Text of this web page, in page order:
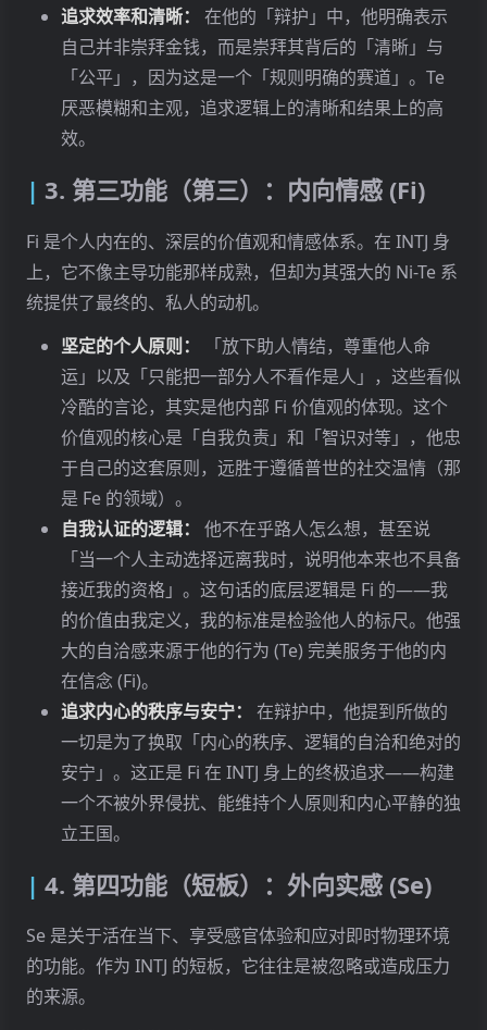
追求效率和清晰：
在他的「辩护」中，他明确表示
自己并非崇拜金钱，而是崇拜其背后的「清晰」与
「公平」，因为这是一个「规则明确的赛道」。Te
厌恶模糊和主观，追求逻辑上的清晰和结果上的高
效。
3. 第三功能（第三）：内向情感 (Fi)
Fi 是个人内在的、深层的价值观和情感体系。在 INTJ 身
上，它不像主导功能那样成熟，但却为其强大的 Ni-Te 系
统提供了最终的、私人的动机。
坚定的个人原则：
「放下助人情结，尊重他人命
运」以及「只能把一部分人不看作是人」，这些看似
冷酷的言论，其实是他内部 Fi 价值观的体现。这个
价值观的核心是「自我负责」和「智识对等」，他忠
于自己的这套原则，远胜于遵循普世的社交温情（那
是 Fe 的领域）。
自我认证的逻辑：
他不在乎路人怎么想，甚至说
「当一个人主动选择远离我时，说明他本来也不具备
接近我的资格」。这句话的底层逻辑是 Fi 的——我
的价值由我定义，我的标准是检验他人的标尺。他强
大的自洽感来源于他的行为 (Te) 完美服务于他的内
在信念 (Fi)。
追求内心的秩序与安宁：
在辩护中，他提到所做的
一切是为了换取「内心的秩序、逻辑的自洽和绝对的
安宁」。这正是 Fi 在 INTJ 身上的终极追求——构建
一个不被外界侵扰、能维持个人原则和内心平静的独
立王国。
4. 第四功能（短板）：外向实感 (Se)
Se 是关于活在当下、享受感官体验和应对即时物理环境
的功能。作为 INTJ 的短板，它往往是被忽略或造成压力
的来源。